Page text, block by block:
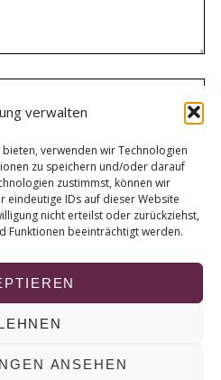
verwalten
verwenden wir Technologien
zu speichern und/oder darauf
zustimmst, können wir
eindeutige IDs auf dieser Website
nicht erteilst oder zurückziehst,
Funktionen beeinträchtigt werden.
ANSEHEN